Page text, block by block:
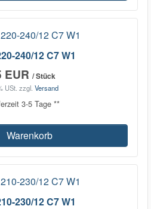
240/12 C7 W1
EUR / Stück
USt. zzgl. Versand
3-5 Tage **
Warenkorb
230/12 C7 W1